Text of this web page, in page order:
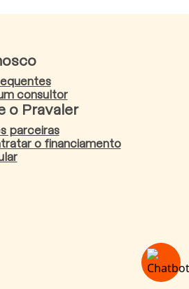
consultor
o Pravaler
parceiras
o financiamento